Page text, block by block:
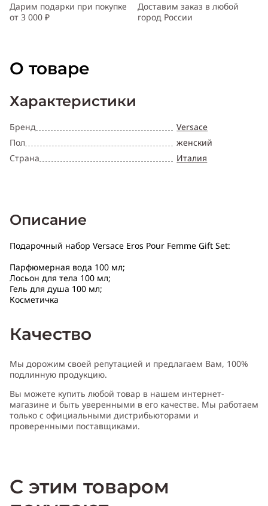
Дарим подарки при покупке
от 3 000 ₽
Доставим заказ в любой
город России
О товаре
Характеристики
Бренд
Пол
Страна
Versace
женский
Италия
Описание
Подарочный набор Versace Eros Pour Femme Gift Set:
Парфюмерная вода 100 мл;
Лосьон для тела 100 мл;
Гель для душа 100 мл;
Косметичка
Качество
Мы дорожим своей репутацией и предлагаем Вам, 100%
подлинную продукцию.
Вы можете купить любой товар в нашем интернет-
магазине и быть уверенными в его качестве. Мы работаем
только с официальными дистрибьюторами и
проверенными поставщиками.
С этим товаром